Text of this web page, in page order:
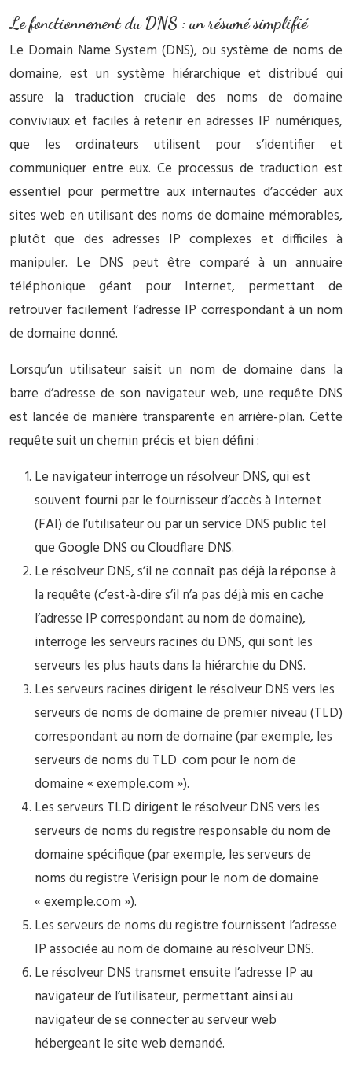
Le fonctionnement du DNS : un résumé simplifié
Le Domain Name System (DNS), ou système de noms de
domaine, est un système hiérarchique et distribué qui
assure la traduction cruciale des noms de domaine
conviviaux et faciles à retenir en adresses IP numériques,
que les ordinateurs utilisent pour s’identifier et
communiquer entre eux. Ce processus de traduction est
essentiel pour permettre aux internautes d’accéder aux
sites web en utilisant des noms de domaine mémorables,
plutôt que des adresses IP complexes et difficiles à
manipuler. Le DNS peut être comparé à un annuaire
téléphonique géant pour Internet, permettant de
retrouver facilement l’adresse IP correspondant à un nom
de domaine donné.
Lorsqu’un utilisateur saisit un nom de domaine dans la
barre d’adresse de son navigateur web, une requête DNS
est lancée de manière transparente en arrière-plan. Cette
requête suit un chemin précis et bien défini :
Le navigateur interroge un résolveur DNS, qui est
souvent fourni par le fournisseur d’accès à Internet
(FAI) de l’utilisateur ou par un service DNS public tel
que Google DNS ou Cloudflare DNS.
Le résolveur DNS, s’il ne connaît pas déjà la réponse à
la requête (c’est-à-dire s’il n’a pas déjà mis en cache
l’adresse IP correspondant au nom de domaine),
interroge les serveurs racines du DNS, qui sont les
serveurs les plus hauts dans la hiérarchie du DNS.
Les serveurs racines dirigent le résolveur DNS vers les
serveurs de noms de domaine de premier niveau (TLD)
correspondant au nom de domaine (par exemple, les
serveurs de noms du TLD .com pour le nom de
domaine « exemple.com »).
Les serveurs TLD dirigent le résolveur DNS vers les
serveurs de noms du registre responsable du nom de
domaine spécifique (par exemple, les serveurs de
noms du registre Verisign pour le nom de domaine
« exemple.com »).
Les serveurs de noms du registre fournissent l’adresse
IP associée au nom de domaine au résolveur DNS.
Le résolveur DNS transmet ensuite l’adresse IP au
navigateur de l’utilisateur, permettant ainsi au
navigateur de se connecter au serveur web
hébergeant le site web demandé.